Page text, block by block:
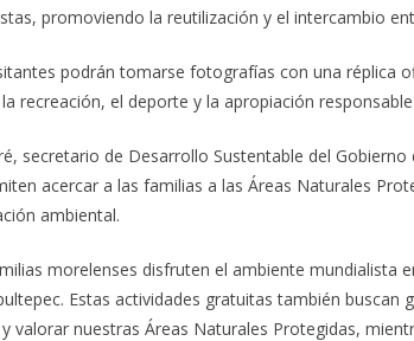
promoviendo la reutilización y el intercambio
podrán tomarse fotografías con una réplica
recreación, el deporte y la apropiación
secretario de Desarrollo Sustentable del
acercar a las familias a las Áreas Naturales
ambiental.
morelenses disfruten el ambiente mundialista
Estas actividades gratuitas también buscan
valorar nuestras Áreas Naturales Protegidas,